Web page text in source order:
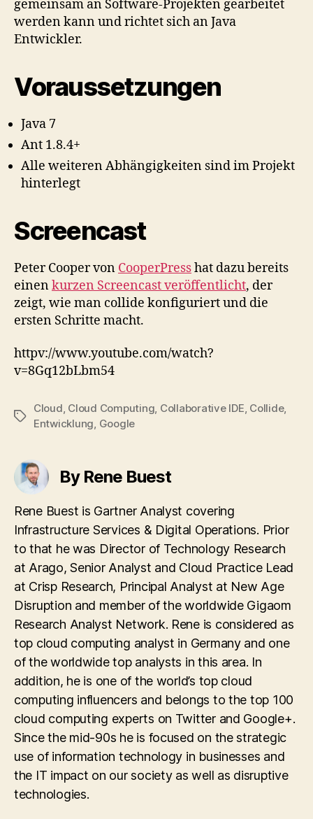
gemeinsam an Software-Projekten gearbeitet
werden kann und richtet sich an Java
Entwickler.
Voraussetzungen
Java 7
Ant 1.8.4+
Alle weiteren Abhängigkeiten sind im Projekt
hinterlegt
Screencast
Peter Cooper von CooperPresshat dazu bereits
einenkurzen Screencast veröffentlicht, der
zeigt, wie man collide konfiguriert und die
ersten Schritte macht.
httpv://www.youtube.com/watch?
v=8Gq12bLbm54
Tags
Cloud, Cloud Computing, Collaborative IDE, Collide,
Entwicklung, Google
By Rene Buest
Rene Buest is Gartner Analyst covering
Infrastructure Services & Digital Operations. Prior
to that he was Director of Technology Research
at Arago, Senior Analyst and Cloud Practice Lead
at Crisp Research, Principal Analyst at New Age
Disruption and member of the worldwide Gigaom
Research Analyst Network. Rene is considered as
top cloud computing analyst in Germany and one
of the worldwide top analysts in this area. In
addition, he is one of the world’s top cloud
computing influencers and belongs to the top 100
cloud computing experts on Twitter and Google+.
Since the mid-90s he is focused on the strategic
use of information technology in businesses and
the IT impact on our society as well as disruptive
technologies.